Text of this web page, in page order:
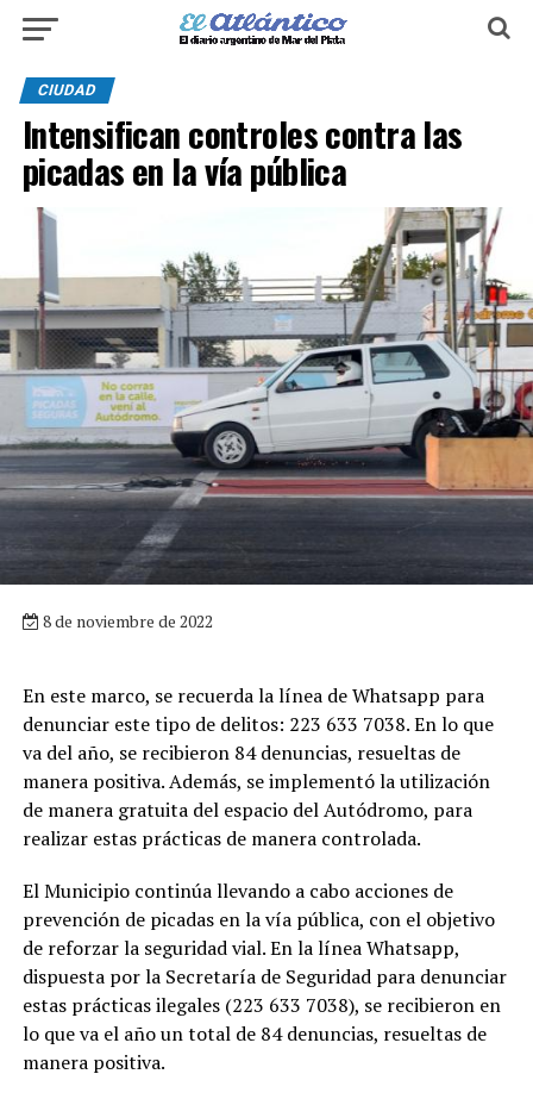
CIUDAD
Intensifican controles contra las
picadas en la vía pública
8 de noviembre de 2022
En este marco, se recuerda la línea de Whatsapp para
denunciar este tipo de delitos: 223 633 7038. En lo que
va del año, se recibieron 84 denuncias, resueltas de
manera positiva. Además, se implementó la utilización
de manera gratuita del espacio del Autódromo, para
realizar estas prácticas de manera controlada.
El Municipio continúa llevando a cabo acciones de
prevención de picadas en la vía pública, con el objetivo
de reforzar la seguridad vial. En la línea Whatsapp,
dispuesta por la Secretaría de Seguridad para denunciar
estas prácticas ilegales (223 633 7038), se recibieron en
lo que va el año un total de 84 denuncias, resueltas de
manera positiva.